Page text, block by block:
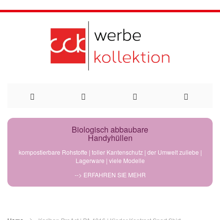
Direkt
Biologisch abbaubare
Handyhüllen
kompostierbare Rohstoffe | toller Kantenschutz | der Umwelt zuliebe |
Lagerware | viele Modelle
--> ERFAHREN SIE MEHR